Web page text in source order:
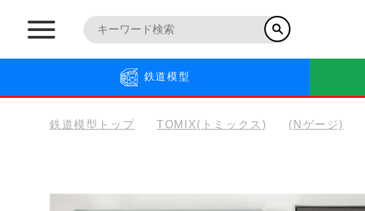
鉄道模型
鉄道模型トップ TOMIX(トミックス) (Nゲージ)